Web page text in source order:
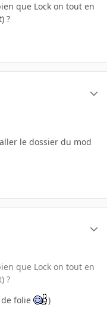
que Lock on tout en
?
le dossier du mod
que Lock on tout en
?
folie
)